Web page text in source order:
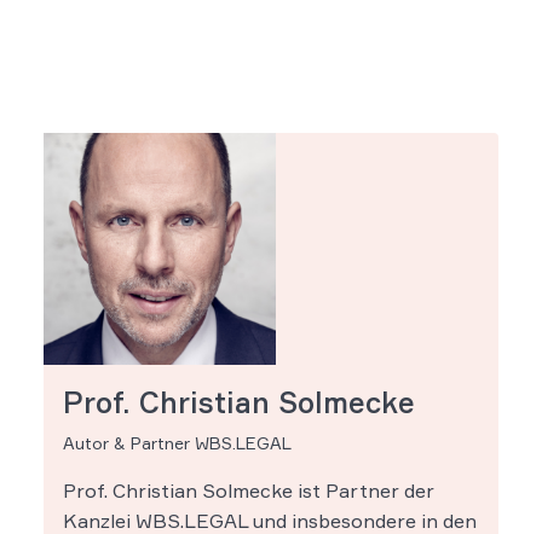
Prof. Christian Solmecke
Autor & Partner WBS.LEGAL
Prof. Christian Solmecke ist Partner der
Kanzlei WBS.LEGAL und insbesondere in den